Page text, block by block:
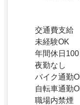
交通費支給
未経験OK
年間休日
夜勤なし
バイク通勤
自転車通勤
職場内禁煙